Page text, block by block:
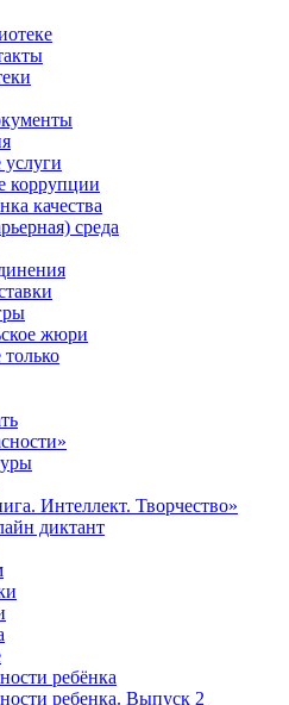
услуги
коррупции
качества
среда
жюри
Интеллект. Творчество»
диктант
ребёнка
ребенка. Выпуск 2